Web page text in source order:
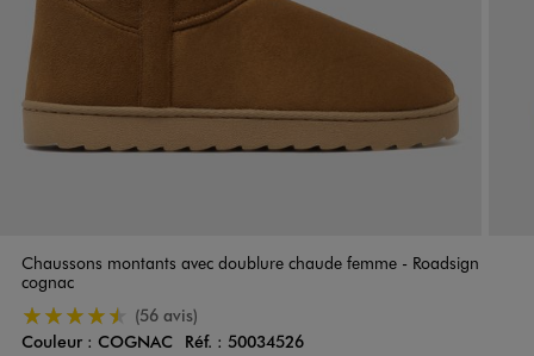
Chaussons montants avec doublure chaude femme - Roadsign
cognac
4.5/5 de moyenne
(56 avis)
Couleur
Couleur : COGNAC Réf. : 50034526